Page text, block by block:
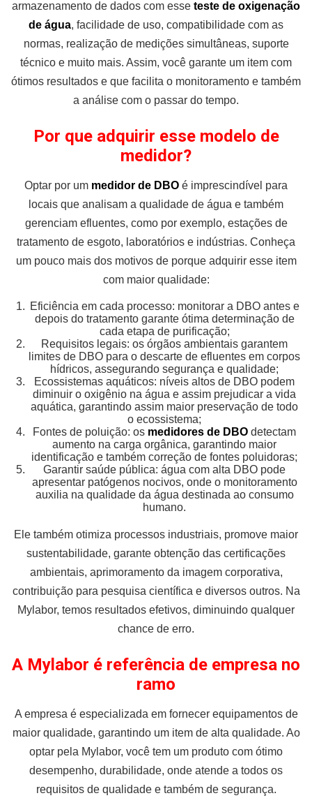
armazenamento de dados com esse teste de oxigenação
de água, facilidade de uso, compatibilidade com as
normas, realização de medições simultâneas, suporte
técnico e muito mais. Assim, você garante um item com
ótimos resultados e que facilita o monitoramento e também
a análise com o passar do tempo.
Por que adquirir esse modelo de
medidor?
Optar por um medidor de DBO é imprescindível para
locais que analisam a qualidade de água e também
gerenciam efluentes, como por exemplo, estações de
tratamento de esgoto, laboratórios e indústrias. Conheça
um pouco mais dos motivos de porque adquirir esse item
com maior qualidade:
Eficiência em cada processo: monitorar a DBO antes e
depois do tratamento garante ótima determinação de
cada etapa de purificação;
Requisitos legais: os órgãos ambientais garantem
limites de DBO para o descarte de efluentes em corpos
hídricos, assegurando segurança e qualidade;
Ecossistemas aquáticos: níveis altos de DBO podem
diminuir o oxigênio na água e assim prejudicar a vida
aquática, garantindo assim maior preservação de todo
o ecossistema;
Fontes de poluição: os medidores de DBO detectam
aumento na carga orgânica, garantindo maior
identificação e também correção de fontes poluidoras;
Garantir saúde pública: água com alta DBO pode
apresentar patógenos nocivos, onde o monitoramento
auxilia na qualidade da água destinada ao consumo
humano.
Ele também otimiza processos industriais, promove maior
sustentabilidade, garante obtenção das certificações
ambientais, aprimoramento da imagem corporativa,
contribuição para pesquisa científica e diversos outros. Na
Mylabor, temos resultados efetivos, diminuindo qualquer
chance de erro.
A Mylabor é referência de empresa no
ramo
A empresa é especializada em fornecer equipamentos de
maior qualidade, garantindo um item de alta qualidade. Ao
optar pela Mylabor, você tem um produto com ótimo
desempenho, durabilidade, onde atende a todos os
requisitos de qualidade e também de segurança.